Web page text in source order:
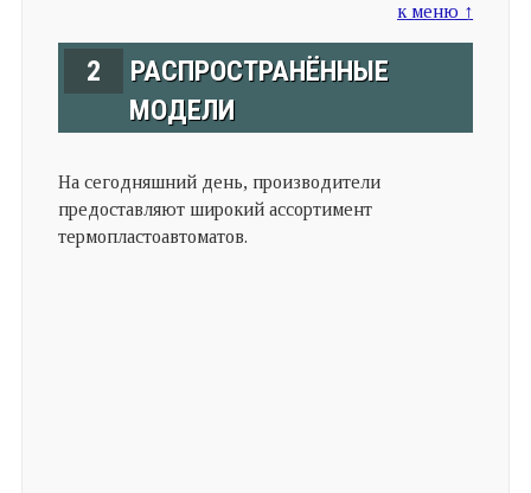
к меню ↑
2
РАСПРОСТРАНЁННЫЕ
МОДЕЛИ
На сегодняшний день, производители
предоставляют широкий ассортимент
термопластоавтоматов.